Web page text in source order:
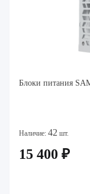
Блоки питания
Наличие: 42 шт.
15 400 ₽